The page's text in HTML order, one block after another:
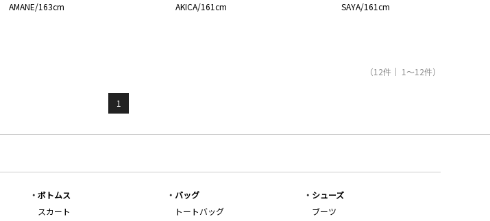
AMANE/163cm
AKICA/161cm
SAYA/161cm
（12件｜ 1～12件）
1
ボトムス
スカート
バッグ
トートバッグ
シューズ
ブーツ